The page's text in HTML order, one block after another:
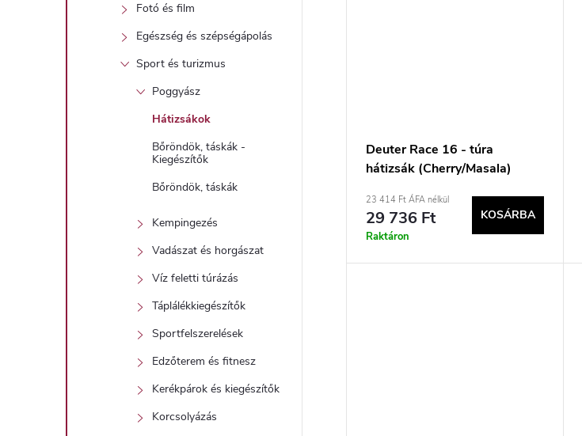
Fotó és film
Egészség és szépségápolás
Sport és turizmus
Poggyász
Hátizsákok
Bőröndök, táskák -
Kiegészítők
Bőröndök, táskák
Kempingezés
Vadászat és horgászat
Víz feletti túrázás
Táplálékkiegészítők
Sportfelszerelések
Edzőterem és fitnesz
Kerékpárok és kiegészítők
Korcsolyázás
Deuter Race 16 - túra
hátizsák (Cherry/Masala)
23 414 Ft ÁFA nélkül
29 736 Ft
Raktáron
KOSÁRBA